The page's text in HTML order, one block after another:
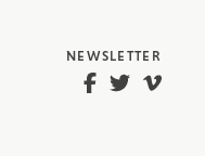
NEWSLETTER